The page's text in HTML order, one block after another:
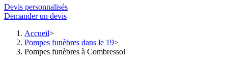
Devis personnalisés
Demander un devis
Accueil
Pompes funèbres dans le 19
Pompes funèbres à Combressol